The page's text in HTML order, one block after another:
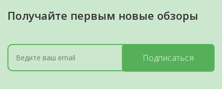
Получайте первым новые обзоры
Подписаться